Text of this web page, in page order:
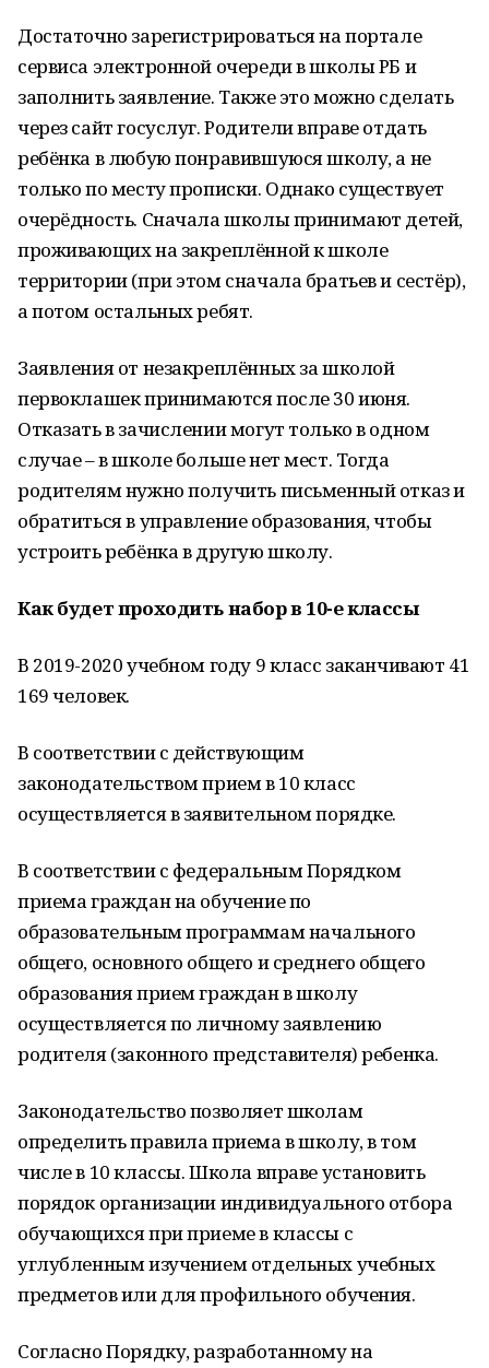
Достаточно зарегистрироваться на портале
сервиса электронной очереди в школы РБ и
заполнить заявление. Также это можно сделать
через сайт госуслуг. Родители вправе отдать
ребёнка в любую понравившуюся школу, а не
только по месту прописки. Однако существует
очерёдность. Сначала школы принимают детей,
проживающих на закреплённой к школе
территории (при этом сначала братьев и сестёр),
а потом остальных ребят.
Заявления от незакреплённых за школой
первоклашек принимаются после 30 июня.
Отказать в зачислении могут только в одном
случае – в школе больше нет мест. Тогда
родителям нужно получить письменный отказ и
обратиться в управление образования, чтобы
устроить ребёнка в другую школу.
Как будет проходить набор в 10-е классы
В 2019-2020 учебном году 9 класс заканчивают 41
169 человек.
В соответствии с действующим
законодательством прием в 10 класс
осуществляется в заявительном порядке.
В соответствии с федеральным Порядком
приема граждан на обучение по
образовательным программам начального
общего, основного общего и среднего общего
образования прием граждан в школу
осуществляется по личному заявлению
родителя (законного представителя) ребенка.
Законодательство позволяет школам
определить правила приема в школу, в том
числе в 10 классы. Школа вправе установить
порядок организации индивидуального отбора
обучающихся при приеме в классы с
углубленным изучением отдельных учебных
предметов или для профильного обучения.
Согласно Порядку, разработанному на